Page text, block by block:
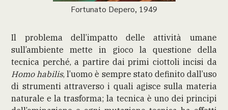
Fortunato Depero, 1949
Il problema dell’impatto delle attività umane
sull’ambiente mette in gioco la questione della
tecnica perché, a partire dai primi ciottoli incisi da
Homo habilis, l’uomo è sempre stato definito dall’uso
di strumenti attraverso i quali agisce sulla materia
naturale e la trasforma; la tecnica è uno dei principi